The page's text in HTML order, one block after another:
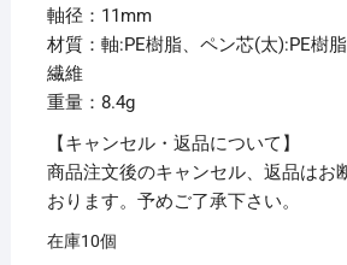
軸径：11mm
材質：軸:PE樹脂、ペン芯(太):PE樹
繊維
重量：8.4g
【キャンセル・返品について】
商品注文後のキャンセル、返品はお
おります。予めご了承下さい。
在庫10個